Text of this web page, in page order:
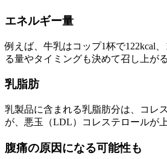
エネルギー量
例えば、牛乳はコップ1杯で122kcal
る量やタイミングも決めて召し上が
乳脂肪
乳製品に含まれる乳脂肪分は、コレ
が、悪玉（LDL）コレステロールが
腹痛の原因になる可能性も